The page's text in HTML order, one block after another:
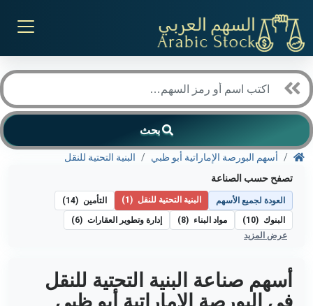
بحث
أسهم البورصة الإماراتية أبو ظبي
البنية التحتية للنقل
تصفح حسب الصناعة
العودة لجميع الأسهم البنية التحتية للنقل (1) التأمين (14)
البنوك (10) مواد البناء (8) إدارة وتطوير العقارات (6)
عرض المزيد
أسهم صناعة البنية التحتية للنقل